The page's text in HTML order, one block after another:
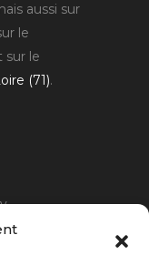
aussi sur
le
sur le
(71).